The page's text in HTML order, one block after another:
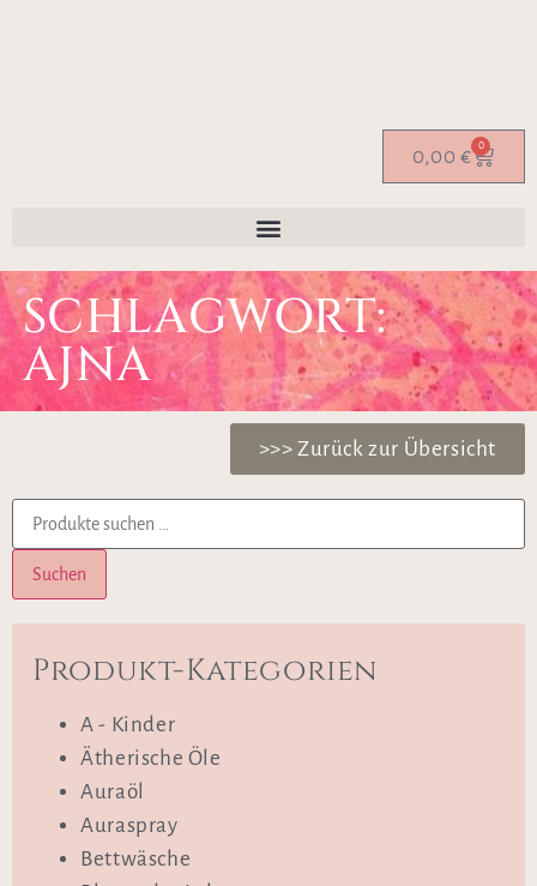
0,00 € 0
SCHLAGWORT:
AJNA
>>> Zurück zur Übersicht
Suchen
Produkt-Kategorien
A - Kinder
Ätherische Öle
Auraöl
Auraspray
Bettwäsche